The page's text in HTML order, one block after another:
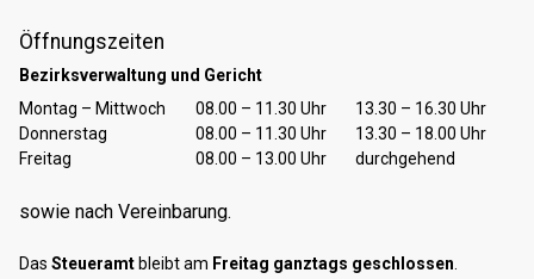
Öffnungszeiten
Bezirksverwaltung und Gericht
TagÖffnungszeiten Vormittag Öffnungszeiten Nachmittag
Montag – Mittwoch 08.00 – 11.30 Uhr
13.30 – 16.30 Uhr
Donnerstag
08.00 – 11.30 Uhr
13.30 – 18.00 Uhr
Freitag
08.00 – 13.00 Uhr durchgehend
sowie nach Vereinbarung.
Das Steueramt bleibt am Freitag ganztags geschlossen